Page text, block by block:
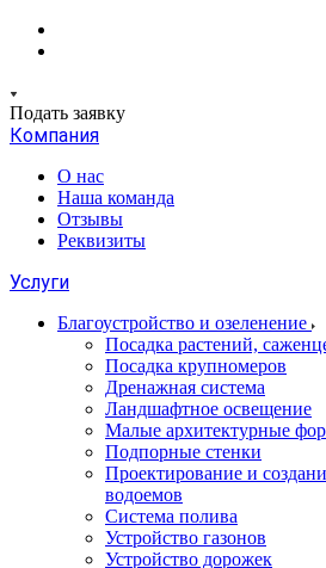
Подать заявку
Компания
О нас
Наша команда
Отзывы
Реквизиты
Услуги
Благоустройство и озеленение
Посадка растений,
Посадка крупномеров
Дренажная система
Ландшафтное освещение
Малые архитектурные
Подпорные стенки
Проектирование и
водоемов
Система полива
Устройство газонов
Устройство дорожек